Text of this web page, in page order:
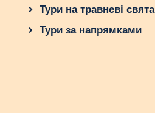
Тури на травневі свята
Тури за напрямками